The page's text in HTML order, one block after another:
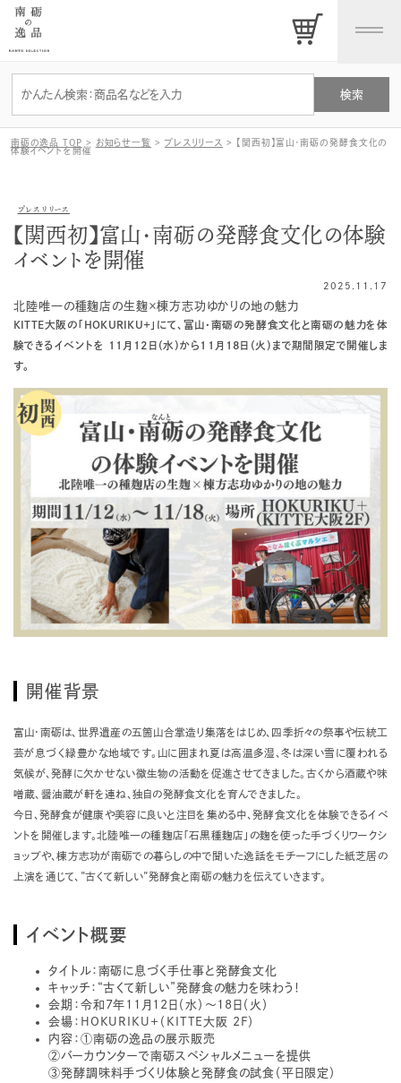
南砺の逸品 TOP > お知らせ一覧 > プレスリリース >
【関西初】富山・南砺の発酵食文化の
体験イベントを開催
プレスリリース
【関西初】富山・南砺の発酵食文化の体験
イベントを開催
2025.11.17
北陸唯一の種麹店の生麹×棟方志功ゆかりの地の魅力
KITTE大阪の「HOKURIKU+」にて、富山・南砺の発酵食文化と南砺の魅力を体
験できるイベントを 11月12日（水）から11月18日（火）まで期間限定で開催しま
す。
開催背景
富山・南砺は、世界遺産の五箇山合掌造り集落をはじめ、四季折々の祭事や伝統工
芸が息づく緑豊かな地域です。山に囲まれ夏は高温多湿、冬は深い雪に覆われる
気候が、発酵に欠かせない微生物の活動を促進させてきました。古くから酒蔵や味
噌蔵、醤油蔵が軒を連ね、独自の発酵食文化を育んできました。
今日、発酵食が健康や美容に良いと注目を集める中、発酵食文化を体験できるイベ
ントを開催します。北陸唯一の種麹店「石黒種麹店」の麹を使った手づくりワークシ
ョップや、棟方志功が南砺での暮らしの中で聞いた逸話をモチーフにした紙芝居の
上演を通じて、”古くて新しい”発酵食と南砺の魅力を伝えていきます。
イベント概要
タイトル：南砺に息づく手仕事と発酵食文化
キャッチ：“古くて新しい”発酵食の魅力を味わう！
会期：令和7年11月12日（水）～18日（火）
会場：HOKURIKU+（KITTE大阪 2F）
内容：①南砺の逸品の展示販売
②バーカウンターで南砺スペシャルメニューを提供
③発酵調味料手づくり体験と発酵食の試食（平日限定）